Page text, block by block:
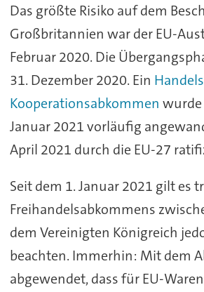
Das größte Risiko auf dem
Großbritannien war der EU-
Februar 2020. Die
31. Dezember 2020. Ein
Kooperationsabkommen
Januar 2021 vorläufig
April 2021 durch die EU-27
Seit dem 1. Januar 2021 gilt es
Freihandelsabkommens
dem Vereinigten Königreich
beachten. Immerhin: Mit dem
abgewendet, dass für EU-